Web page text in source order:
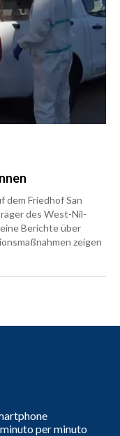
dem Friedhof San
des West-Nil-
Berichte über
zeigen
per minuto